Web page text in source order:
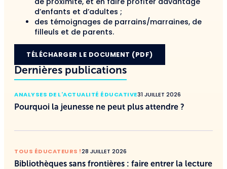
d’enfants et d’adultes ;
des témoignages de parrains/marraines, de
filleuls et de parents.
TÉLÉCHARGER LE DOCUMENT (PDF)
Dernières publications
ANALYSES DE L'ACTUALITÉ ÉDUCATIVE31 JUILLET 2026
Pourquoi la jeunesse ne peut plus attendre ?
TOUS ÉDUCATEURS !28 JUILLET 2026
Bibliothèques sans frontières : faire entrer la lecture